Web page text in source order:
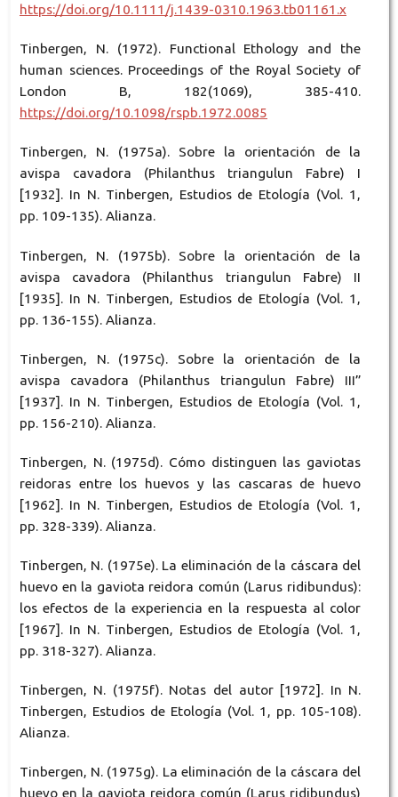
https://doi.org/10.1111/j.1439-0310.1963.tb01161.x
Tinbergen, N. (1972). Functional Ethology and the
human sciences. Proceedings of the Royal Society of
London B, 182(1069), 385-410.
https://doi.org/10.1098/rspb.1972.0085
Tinbergen, N. (1975a). Sobre la orientación de la
avispa cavadora (Philanthus triangulun Fabre) I
[1932]. In N. Tinbergen, Estudios de Etología (Vol. 1,
pp. 109-135). Alianza.
Tinbergen, N. (1975b). Sobre la orientación de la
avispa cavadora (Philanthus triangulun Fabre) II
[1935]. In N. Tinbergen, Estudios de Etología (Vol. 1,
pp. 136-155). Alianza.
Tinbergen, N. (1975c). Sobre la orientación de la
avispa cavadora (Philanthus triangulun Fabre) III”
[1937]. In N. Tinbergen, Estudios de Etología (Vol. 1,
pp. 156-210). Alianza.
Tinbergen, N. (1975d). Cómo distinguen las gaviotas
reidoras entre los huevos y las cascaras de huevo
[1962]. In N. Tinbergen, Estudios de Etología (Vol. 1,
pp. 328-339). Alianza.
Tinbergen, N. (1975e). La eliminación de la cáscara del
huevo en la gaviota reidora común (Larus ridibundus):
los efectos de la experiencia en la respuesta al color
[1967]. In N. Tinbergen, Estudios de Etología (Vol. 1,
pp. 318-327). Alianza.
Tinbergen, N. (1975f). Notas del autor [1972]. In N.
Tinbergen, Estudios de Etología (Vol. 1, pp. 105-108).
Alianza.
Tinbergen, N. (1975g). La eliminación de la cáscara del
huevo en la gaviota reidora común (Larus ridibundus)